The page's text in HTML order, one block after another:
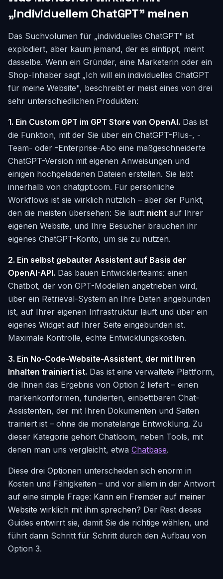
„individuellem ChatGPT" meinen
Das Suchvolumen für „individuelles ChatGPT" ist
explodiert, aber kaum jemand, der es eintippt, meint
dasselbe. Wenn ein Gründer, eine Marketerin oder ein
Shop-Inhaber sagt „Ich will ein individuelles ChatGPT
für meine Website", beschreibt er meist eines von drei
sehr unterschiedlichen Produkten:
1. Ein Custom GPT im GPT Store von OpenAI. Das ist
die Funktion, mit der Sie über ein ChatGPT-Plus-, -
Team- oder -Enterprise-Abo eine maßgeschneiderte
ChatGPT-Version mit eigenen Anweisungen und
einigen hochgeladenen Dateien erstellen. Sie lebt
innerhalb von chatgpt.com. Für persönliche
Workflows ist sie wirklich nützlich – aber der Punkt,
den die meisten übersehen: Sie läuft nicht auf Ihrer
eigenen Website, und Ihre Besucher brauchen ihr
eigenes ChatGPT-Konto, um sie zu nutzen.
2. Ein selbst gebauter Assistent auf Basis der
OpenAI-API. Das bauen Entwicklerteams: einen
Chatbot, der von GPT-Modellen angetrieben wird,
über ein Retrieval-System an Ihre Daten angebunden
ist, auf Ihrer eigenen Infrastruktur läuft und über ein
eigenes Widget auf Ihrer Seite eingebunden ist.
Maximale Kontrolle, echte Entwicklungskosten.
3. Ein No-Code-Website-Assistent, der mit Ihren
Inhalten trainiert ist. Das ist eine verwaltete Plattform,
die Ihnen das Ergebnis von Option 2 liefert – einen
markenkonformen, fundierten, einbettbaren Chat-
Assistenten, der mit Ihren Dokumenten und Seiten
trainiert ist – ohne die monatelange Entwicklung. Zu
dieser Kategorie gehört Chatloom, neben Tools, mit
denen man uns vergleicht, etwa Chatbase.
Diese drei Optionen unterscheiden sich enorm in
Kosten und Fähigkeiten – und vor allem in der Antwort
auf eine simple Frage: Kann ein Fremder auf meiner
Website wirklich mit ihm sprechen? Der Rest dieses
Guides entwirrt sie, damit Sie die richtige wählen, und
führt dann Schritt für Schritt durch den Aufbau von
Option 3.